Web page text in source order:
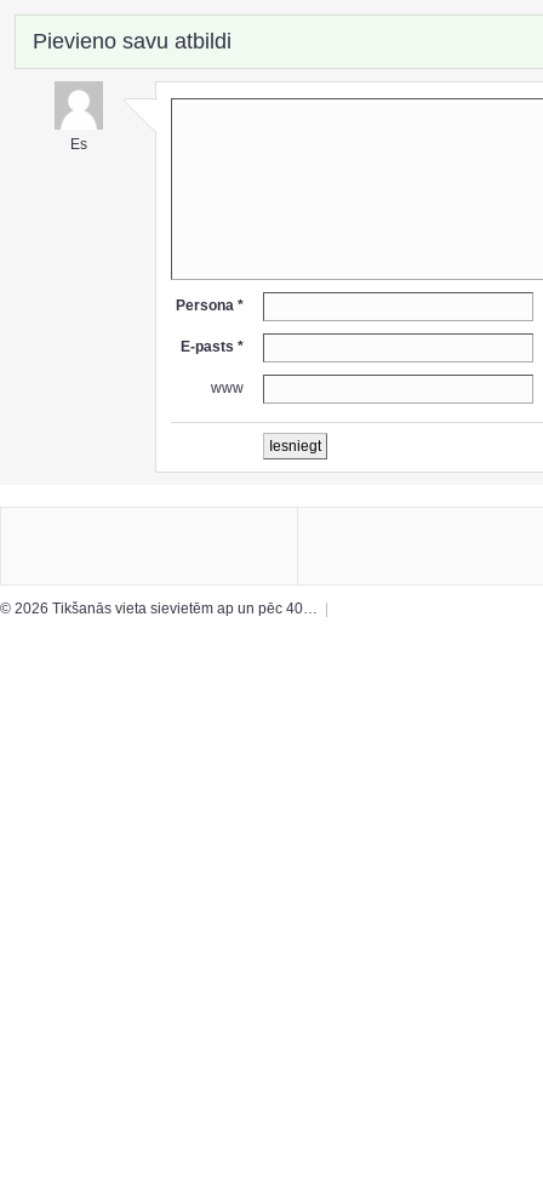
Pievieno savu atbildi
Es
Persona *
E-pasts *
www
© 2026 Tikšanās vieta sievietēm ap un pēc 40…